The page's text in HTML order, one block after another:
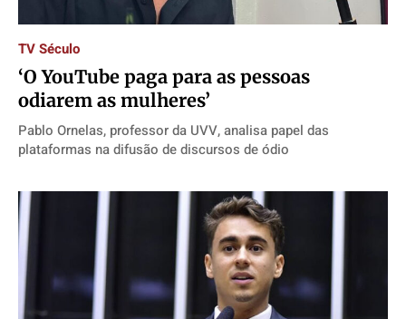
Anuncie
Termos de Uso
Anuncie
Termos de Uso
Anuncie
Termos de Uso
Anuncie
Termos de Uso
TV Século
‘O YouTube paga para as pessoas
odiarem as mulheres’
Pablo Ornelas, professor da UVV, analisa papel das
plataformas na difusão de discursos de ódio